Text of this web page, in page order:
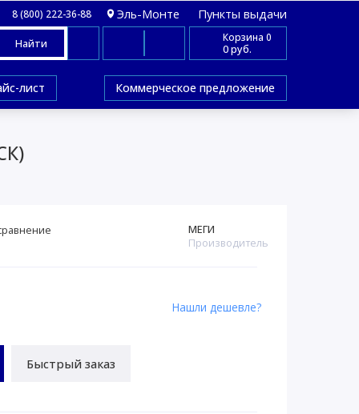
8 (800) 222-36-88 Эль-Монте Пункты выдачи
Найти Корзина 0
0 руб.
лист Коммерческое предложение
МЕГИ
Производитель
Быстрый заказ
Нашли дешевле?